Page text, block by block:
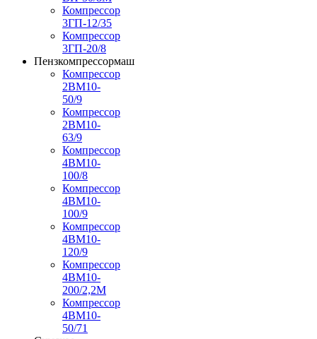
Компрессор
3ГП-12/35
Компрессор
3ГП-20/8
Пензкомпрессормаш
Компрессор
2ВМ10-
50/9
Компрессор
2ВМ10-
63/9
Компрессор
4ВМ10-
100/8
Компрессор
4ВМ10-
100/9
Компрессор
4ВМ10-
120/9
Компрессор
4ВМ10-
200/2,2М
Компрессор
4ВМ10-
50/71